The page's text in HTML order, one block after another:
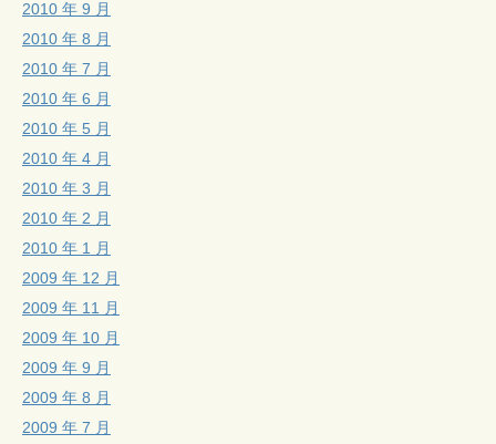
2010 年 9 月
2010 年 8 月
2010 年 7 月
2010 年 6 月
2010 年 5 月
2010 年 4 月
2010 年 3 月
2010 年 2 月
2010 年 1 月
2009 年 12 月
2009 年 11 月
2009 年 10 月
2009 年 9 月
2009 年 8 月
2009 年 7 月